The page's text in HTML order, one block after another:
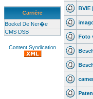
Carrière
Boekel De Ner�e
CMS DSB
Content Syndication
BVIE
Foto